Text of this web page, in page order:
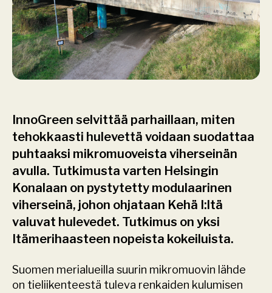
InnoGreen selvittää parhaillaan, miten
tehokkaasti hulevettä voidaan suodattaa
puhtaaksi mikromuoveista viherseinän
avulla. Tutkimusta varten Helsingin
Konalaan on pystytetty modulaarinen
viherseinä, johon ohjataan Kehä I:ltä
valuvat hulevedet. Tutkimus on yksi
Itämerihaasteen nopeista kokeiluista.
Suomen merialueilla suurin mikromuovin lähde
on tieliikenteestä tuleva renkaiden kulumisen